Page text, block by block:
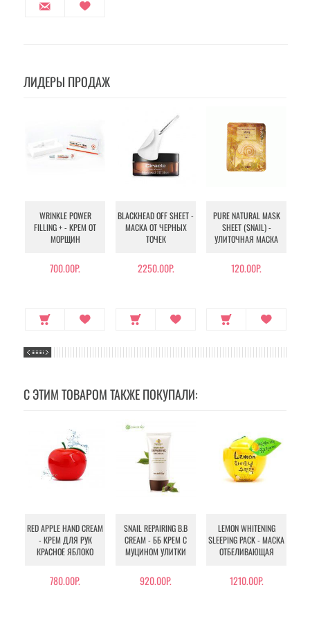
ЛИДЕРЫ ПРОДАЖ
WRINKLE POWER
FILLING + - КРЕМ ОТ
МОРЩИН
700.00Р.
BLACKHEAD OFF SHEET -
МАСКА ОТ ЧЕРНЫХ
ТОЧЕК
2250.00Р.
PURE NATURAL MASK
SHEET (SNAIL) -
УЛИТОЧНАЯ МАСКА
120.00Р.
С ЭТИМ ТОВАРОМ ТАКЖЕ ПОКУПАЛИ:
RED APPLE HAND CREAM
- КРЕМ ДЛЯ РУК
КРАСНОЕ ЯБЛОКО
780.00Р.
SNAIL REPAIRING B.B
CREAM - ББ КРЕМ С
МУЦИНОМ УЛИТКИ
920.00Р.
LEMON WHITENING
SLEEPING PACK - МАСКА
ОТБЕЛИВАЮЩАЯ
1210.00Р.